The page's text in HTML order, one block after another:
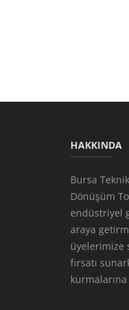
HAKKINDA
Bursa
Dönüşüm
endüstriyel
araya
üyelerimize
fırsatı